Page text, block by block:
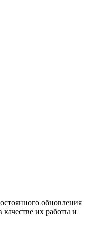
обновления
их работы и